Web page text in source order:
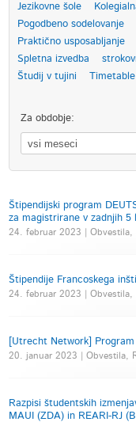
Jezikovne šole
Pogodbeno sodelovanje
Praktično usposabljanje
Spletna izvedba
Študij v tujini
Timetable
Za obdobje:
Štipendijski program
za magistrirane v zadnjih 5
24. februar 2023 | Obvestila,
Štipendije Francoskega
24. februar 2023 | Obvestila,
[Utrecht Network]
20. januar 2023 | Obvestila,
Razpisi študentskih
MAUI (ZDA) in REARI-RJ